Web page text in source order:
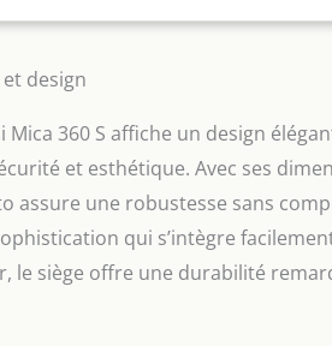
toute
paysage,
CONTRE
répartit les
les
ENFILER :
crochets et
de le retrait
design
Mica 360 S affiche un design
et esthétique. Avec ses
assure une robustesse sans
qui s’intègre
le siège offre une durabilité